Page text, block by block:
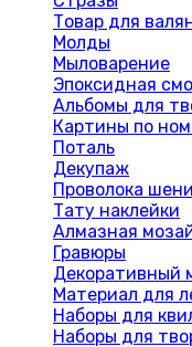
Товар для
Молды
Мыловарение
Эпоксидная
Альбомы для
Картины по
Поталь
Декупаж
Проволока
Тату наклейки
Алмазная
Гравюры
Декоративный
Материал для
Наборы для
Наборы для